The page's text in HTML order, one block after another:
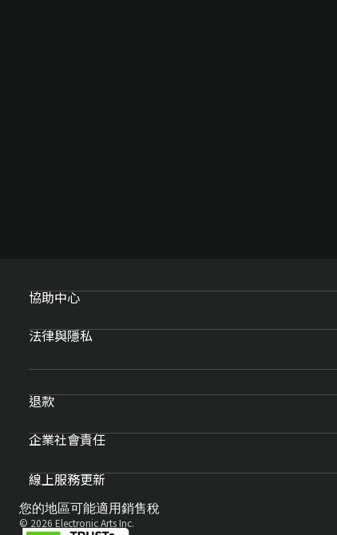
協助中心
法律與隱私
退款
企業社會責任
線上服務更新
您的地區可能適用銷售稅
© 2026 Electronic Arts Inc.